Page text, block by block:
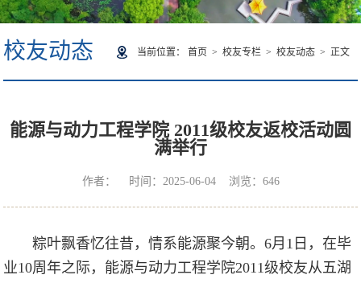
校友动态 当前位置： 首页 > 校友专栏> 校友动态> 正文
能源与动力工程学院 2011级校友返校活动圆
满举行
作者： 时间：2025-06-04 浏览： 646
粽叶飘香忆往昔，情系能源聚今朝。6月1日，在毕
业10周年之际，能源与动力工程学院2011级校友从五湖